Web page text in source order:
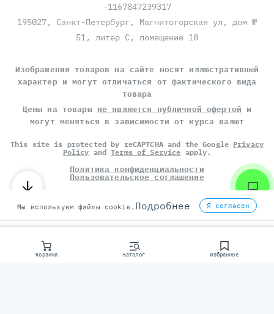
Корзина Каталог Избранное
-1167847239317
195027, Санкт-Петербург, Магнитогорская ул, дом №
51, литер С, помещение 10
Изображения товаров на сайте носят иллюстративный
характер и могут отличаться от фактического вида
товара
Цены на товары не являются публичной офертой и
могут меняться в зависимости от курса валют
This site is protected by reCAPTCHA and the Google Privacy
Policy andTerms of Service apply.
Политика конфиденциальности
Пользовательское соглашение
©СЕРВЕР МОЛЛ, 2014-2026
Мы используем файлы cookie. Подробнее Я согласен